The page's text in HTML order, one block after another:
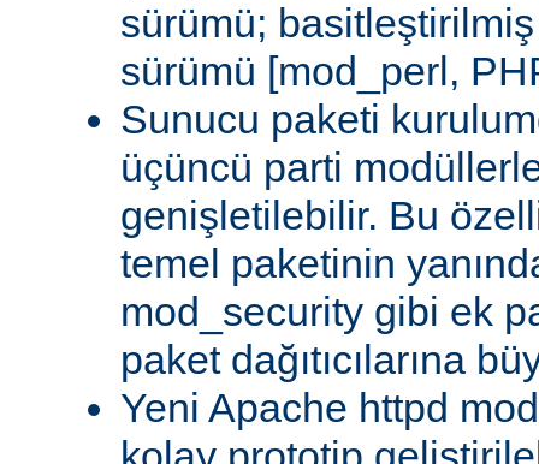
sürümü;
sürümü [mod_perl,
Sunucu paketi
üçüncü parti
genişletilebilir. Bu
temel paketinin
mod_security gibi ek
paket dağıtıcılarına
Yeni Apache httpd